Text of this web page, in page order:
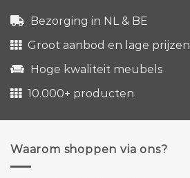
Bezorging in NL & BE
Groot aanbod en lage prijzen
Hoge kwaliteit meubels
10.000+ producten
Waarom shoppen via ons?